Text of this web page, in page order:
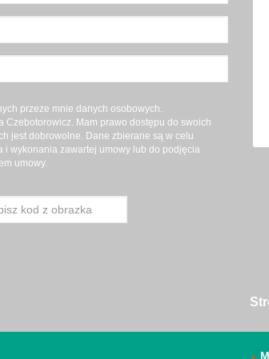
przeze mnie danych osobowych.
Czebotorowicz. Mam prawo dostępu do swoich
jest dobrowolne. Dane zbierane są w celu
i wykonania zawartej umowy lub do podjęcia
umowy.